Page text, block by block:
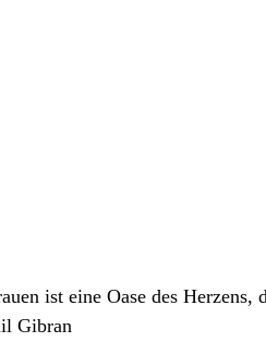
ist eine Oase des
Gibran